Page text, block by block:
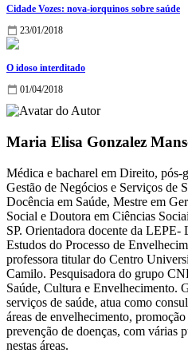
Cidade Vozes: nova-iorquinos sobre saúde
23/01/2018
O idoso interditado
01/04/2018
Maria Elisa Gonzalez
Médica e bacharel em Direito, pós-
Gestão de Negócios e Serviços de
Docência em Saúde, Mestre em
Social e Doutora em Ciências
SP. Orientadora docente da LEPE-
Estudos do Processo de
professora titular do Centro
Camilo. Pesquisadora do grupo
Saúde, Cultura e Envelhecimento.
serviços de saúde, atua como
áreas de envelhecimento, promoção
prevenção de doenças, com várias
nestas áreas.